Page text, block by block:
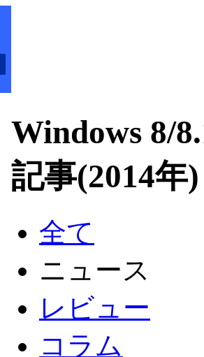
Windows 8/
記事(2014年)
全て
ニュース
レビュー
コラム